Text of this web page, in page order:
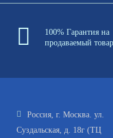
100% Гарантия на
продаваемый товар
Россия, г. Москва. ул.
Суздальская, д. 18г (ТЦ